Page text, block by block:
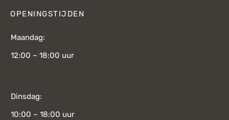
OPENINGSTIJDEN
Maandag:
12:00 – 18:00 uur
Dinsdag:
10:00 – 18:00 uur